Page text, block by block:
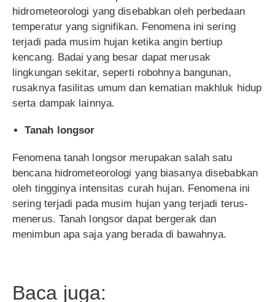
hidrometeorologi yang disebabkan oleh perbedaan
temperatur yang signifikan. Fenomena ini sering
terjadi pada musim hujan ketika angin bertiup
kencang. Badai yang besar dapat merusak
lingkungan sekitar, seperti robohnya bangunan,
rusaknya fasilitas umum dan kematian makhluk hidup
serta dampak lainnya.
Tanah longsor
Fenomena tanah longsor merupakan salah satu
bencana hidrometeorologi yang biasanya disebabkan
oleh tingginya intensitas curah hujan. Fenomena ini
sering terjadi pada musim hujan yang terjadi terus-
menerus. Tanah longsor dapat bergerak dan
menimbun apa saja yang berada di bawahnya.
Baca juga: